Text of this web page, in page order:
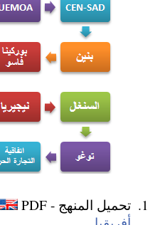
تحميل المنهج - PDF